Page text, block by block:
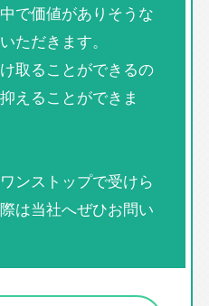
で価値がありそうな
ただきます。
取ることができるの
えることができま
ンストップで受けら
は当社へぜひお問い